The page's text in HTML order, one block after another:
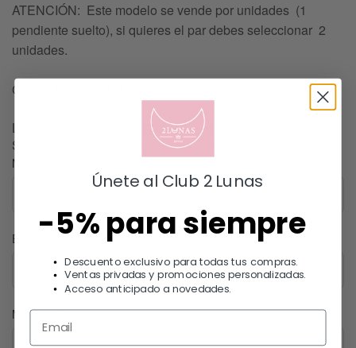
ATENCIÓN: Este modelo se vende por unidades (1
pendiente suelto), si quieres el par debes seleccionar 2
unidades.
GRACIAS POR ELEGIRNOS !!
Lo sentimos, este producto esta agotado.
Si le interesa, puede escribirnos un mensaje.
Nombre
Email
Mensaje
Únete al Club 2 Lunas
-5% para siempre
Descuento exclusivo para todas tus compras.
Ventas privadas y promociones personalizadas.
Acceso anticipado a novedades.